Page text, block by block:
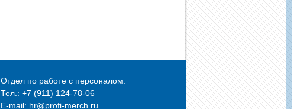
Отдел по работе с персоналом:
Тел.: +7 (911) 124-78-06
E-mail: hr@profi-merch.ru